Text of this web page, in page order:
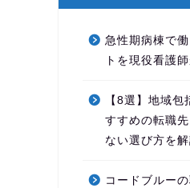
急性期病棟で
トを現役看護
【8選】地域
すすめの転職
ない選び方を
コードブルー